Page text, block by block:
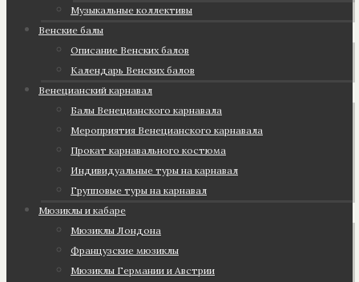
Музыкальные коллективы
Венские балы
Описание Венских балов
Календарь Венских балов
Венецианский карнавал
Балы Венецианского карнавала
Мероприятия Венецианского карнавала
Прокат карнавального костюма
Индивидуальные туры на карнавал
Групповые туры на карнавал
Мюзиклы и кабаре
Мюзиклы Лондона
Французские мюзиклы
Мюзиклы Германии и Австрии